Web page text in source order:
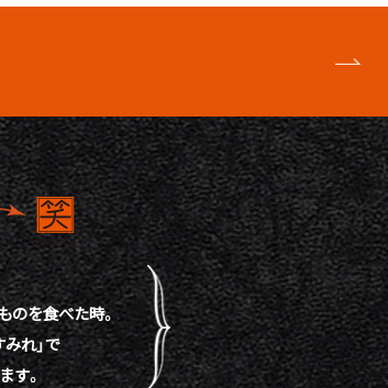
のを食べた時。
れ」で
す。